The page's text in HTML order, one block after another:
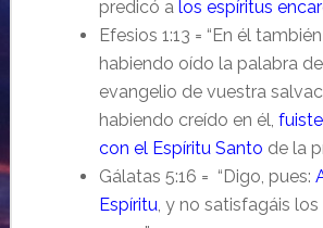
predicó a los espíritus
Efesios 1:13 = “En él
habiendo oído la palabra
evangelio de vuestra
habiendo creído en él,
con el Espíritu Santo de la
Gálatas 5:16 = “Digo, pues:
Espíritu, y no satisfagáis